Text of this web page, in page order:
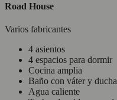
Road House
Varios fabricantes
4 asientos
4 espacios para dormir
Cocina amplia
Baño con váter y ducha
Agua caliente